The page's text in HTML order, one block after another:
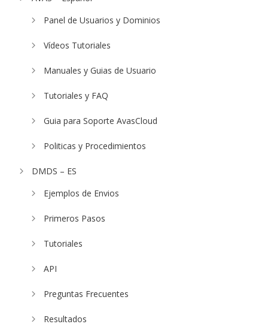
Panel de Usuarios y Dominios
Vídeos Tutoriales
Manuales y Guias de Usuario
Tutoriales y FAQ
Guia para Soporte AvasCloud
Politicas y Procedimientos
DMDS – ES
Ejemplos de Envios
Primeros Pasos
Tutoriales
API
Preguntas Frecuentes
Resultados